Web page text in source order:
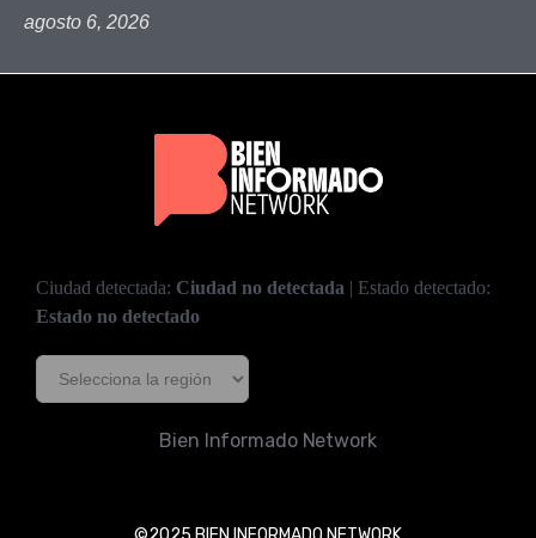
agosto 6, 2026
Ciudad detectada: Ciudad no detectada | Estado detectado:
Estado no detectado
Bien Informado Network